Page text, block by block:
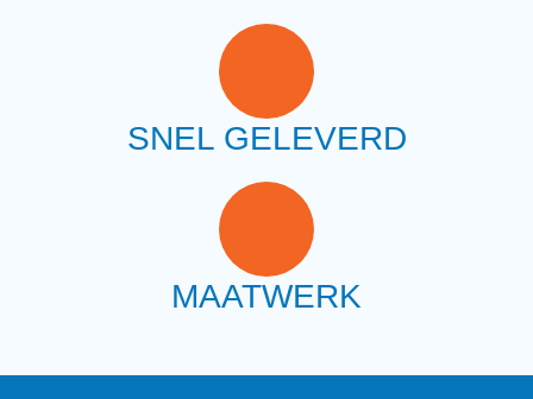
SNEL GELEVERD
MAATWERK